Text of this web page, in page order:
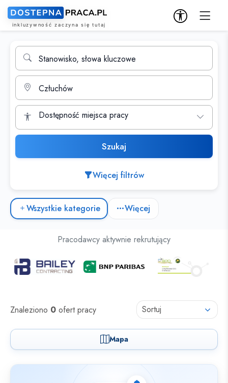
Wyszukiwarka ofert pracy
Stanowisko, słowa kluczowe
Miasto
Dostępność miejsca pracy
Szukaj
Więcej filtrów
Wszystkie kategorie
Więcej
Oferty pracy dla osób z niepełnosprawnościami
Pracodawcy aktywnie rekrutujący
Oferty pracy
Znaleziono 0 ofert pracy Sortuj
Mapa
Nie znaleziono ofert spełniających wybrane kryteria.